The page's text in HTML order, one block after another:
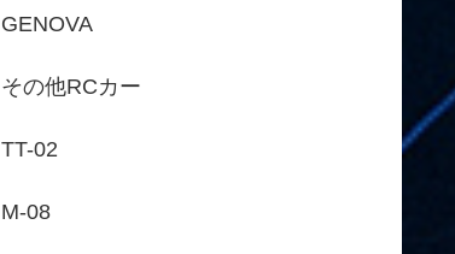
GENOVA
その他RCカー
TT-02
M-08